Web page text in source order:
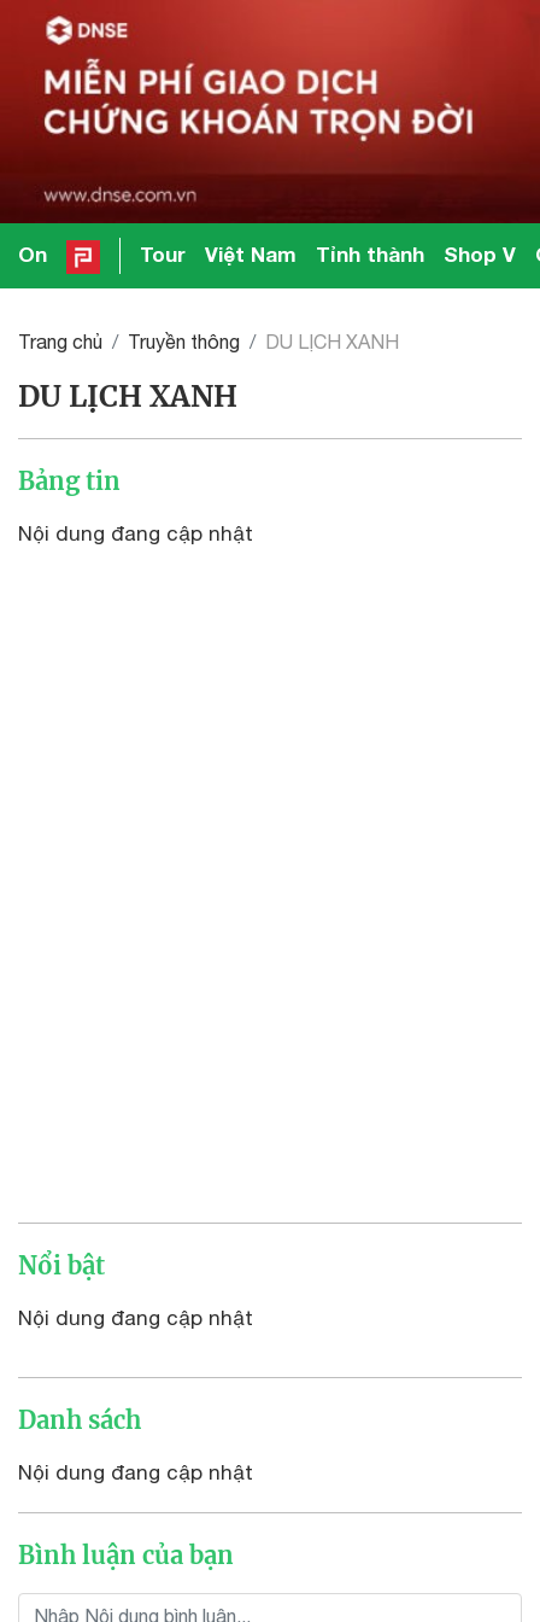
On Tour Việt Nam Tỉnh thành Shop V
Trang chủ Truyền thông DU LỊCH XANH
DU LỊCH XANH
Bảng tin
Nội dung đang cập nhật
Nổi bật
Nội dung đang cập nhật
Danh sách
Nội dung đang cập nhật
Bình luận của bạn